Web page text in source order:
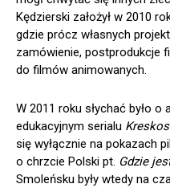
Kędzierski założył w 2010
gdzie prócz własnych
zamówienie, postprodukcje
do filmów animowanych.
W 2011 roku słychać było
edukacyjnym serialu
się wyłącznie na pokazach
o chrzcie Polski pt. Gdzie
Smoleńsku były wtedy na